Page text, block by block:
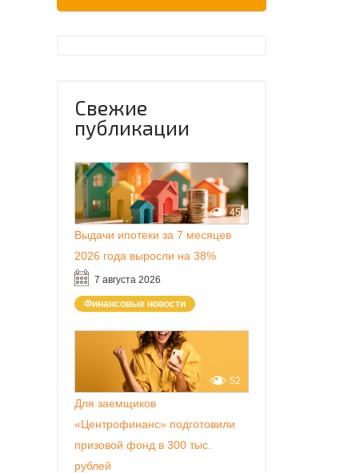
Свежие
публикации
Выдачи ипотеки за 7 месяцев
2026 года выросли на 38%
7 августа 2026
45
Финансовые новости
Для заемщиков
«Центрофинанс» подготовили
призовой фонд в 300 тыс.
рублей
52